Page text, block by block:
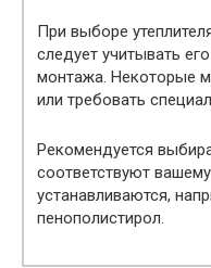
При выборе
следует учитывать
монтажа. Некоторые
или требовать
Рекомендуется
соответствуют
устанавливаются,
пенополистирол.